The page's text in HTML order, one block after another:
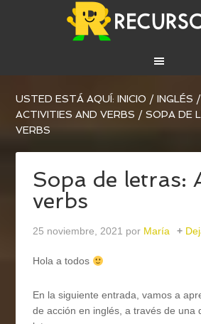
USTED ESTÁ AQUÍ:INICIO / INGLÉS /
ACTIVITIES AND VERBS / SOPA DE
VERBS
Sopa de letras:
verbs
25 noviembre, 2021 por María
Hola a todos
En la siguiente entrada, vamos a
de acción en inglés, a través de una